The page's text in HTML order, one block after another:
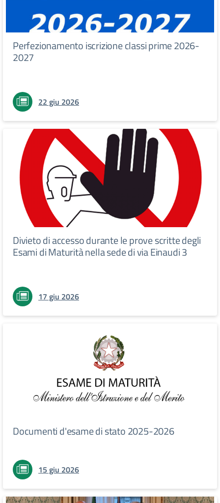
Perfezionamento iscrizione classi prime 2026-
2027
22 giu 2026
Divieto di accesso durante le prove scritte degli
Esami di Maturità nella sede di via Einaudi 3
17 giu 2026
Documenti d'esame di stato 2025-2026
15 giu 2026